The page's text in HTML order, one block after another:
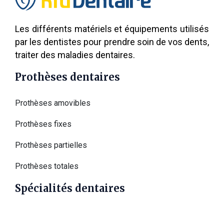
Les différents matériels et équipements utilisés
par les dentistes pour prendre soin de vos dents,
traiter des maladies dentaires.
Prothèses dentaires
Prothèses amovibles
Prothèses fixes
Prothèses partielles
Prothèses totales
Spécialités dentaires